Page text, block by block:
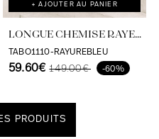
+ AJOUTER AU PANIER
LONGUE CHEMISE RAYEE
AVEC SERIGRAPHIE AU
DOS
TABO1110-RAYUREBLEU
59.60€ 149.00€ -60%
PRODUITS